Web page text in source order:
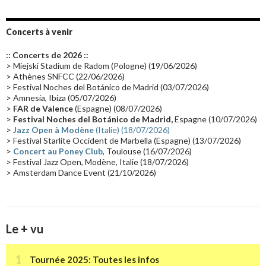
Groupe de Recherche Musicale
Passages radio Vidéo Jarrecast (16) Synthé 80's
Les concerts en Chine(16) Cinéma
Synthé Roland(15) Belgique(15)
(14) Astronomie (14)
Tournée 2025(14) 2024(14) Chine(13)
Concerts à venir
:: Concerts de 2026 ::
> Miejski Stadium de Radom (Pologne) (19/06/2026)
> Athènes SNFCC (22/06/2026)
> Festival Noches del Botánico de Madrid (03/07/2026)
> Amnesia, Ibiza (05/07/2026)
> FAR de Valence(Espagne) (08/07/2026)
> Festival Noches del Botánico de Madrid,Espagne (10/07/2026)
> Jazz Open à Modène(Italie) (18/07/2026)
> Festival Starlite Occident de Marbella (Espagne) (13/07/2026)
> Concert au Poney Club, Toulouse (16/07/2026)
> Festival Jazz Open, Modène, Italie (18/07/2026)
> Amsterdam Dance Event (21/10/2026)
Le + vu